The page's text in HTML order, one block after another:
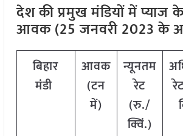
देश की प्रमुख मंडियों में प्याज
आवक (25 जनवरी 2023 के
बिहार
मंडी
आवक
(टन
में)
न्यूनतम
रेट
(रु./
क्विं.)